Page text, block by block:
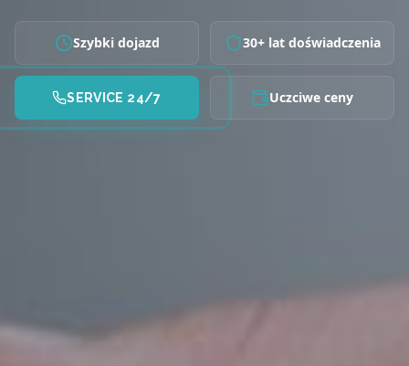
Szybki dojazd 30+ lat doświadczenia
SERVICE 24/7 Uczciwe ceny